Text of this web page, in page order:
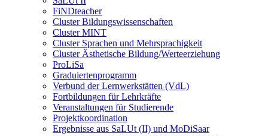
FiNDteacher
Cluster Bildungswissenschaften
Cluster MINT
Cluster Sprachen und Mehrsprachigkeit
Cluster Ästhetische Bildung/Werteerziehung
ProLiSa
Graduiertenprogramm
Verbund der Lernwerkstätten (VdL)
Fortbildungen für Lehrkräfte
Veranstaltungen für Studierende
Projektkoordination
Ergebnisse aus SaLUt (II) und MoDiSaar